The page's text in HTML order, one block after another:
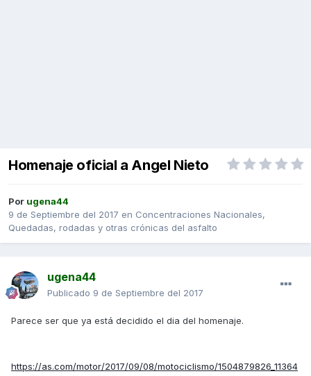
Homenaje oficial a Angel Nieto
Por ugena44
9 de Septiembre del 2017 en Concentraciones Nacionales,
Quedadas, rodadas y otras crónicas del asfalto
ugena44
Publicado 9 de Septiembre del 2017
Parece ser que ya está decidido el dia del homenaje.
https://as.com/motor/2017/09/08/motociclismo/1504879826_11364